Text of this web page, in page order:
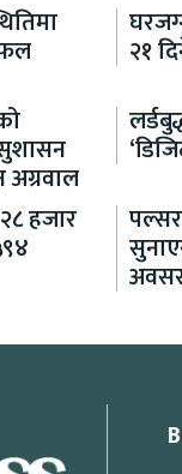
२१
अग्रवाल
हजार